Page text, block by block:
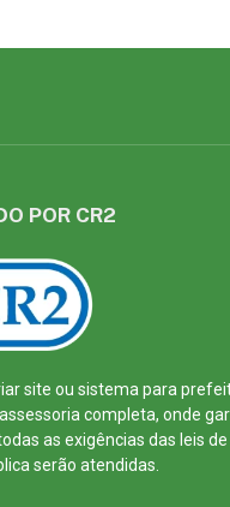
POR CR2
site ou sistema para
assessoria completa, onde
as exigências das leis de
serão atendidas.